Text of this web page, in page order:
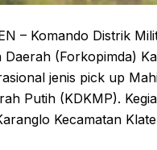
– Komando Distrik
Daerah (Forkopimda)
jenis pick up
Putih (KDKMP).
Kecamatan